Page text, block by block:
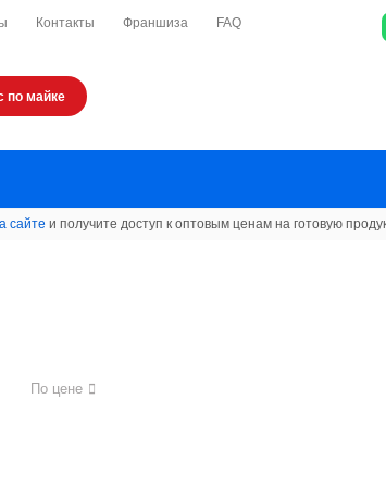
Контакты Франшиза FAQ
по майке
сайте и получите доступ к оптовым ценам на готовую
По цене